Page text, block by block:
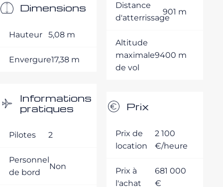
Dimensions
Hauteur 5,08 m
Envergure17,38 m
Informations
pratiques
Pilotes 2
Personnel
de bord
Non
Distance
d'atterrissage
901 m
Altitude
maximale
de vol
9400 m
Prix
Prix de
location
2 100
€/heure
Prix à
l'achat
681 000
€